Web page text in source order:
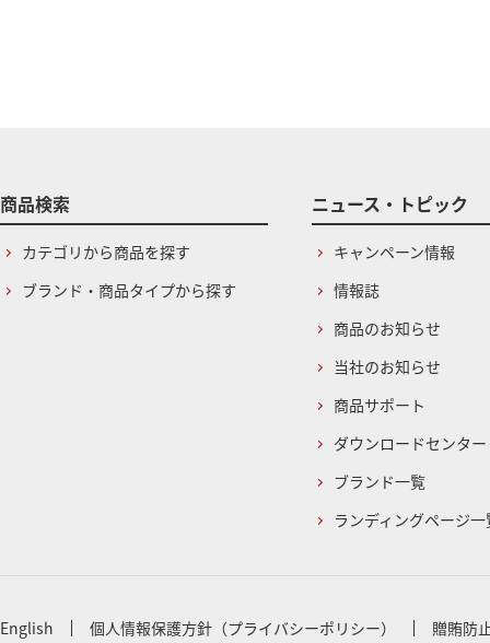
商品検索
カテゴリから商品を探す
ブランド・商品タイプから探す
ニュース・トピック
キャンペーン情報
情報誌
商品のお知らせ
当社のお知らせ
商品サポート
ダウンロードセンター
ブランド一覧
ランディングページ一
English 個人情報保護方針（プライバシーポリシー） 贈賄防